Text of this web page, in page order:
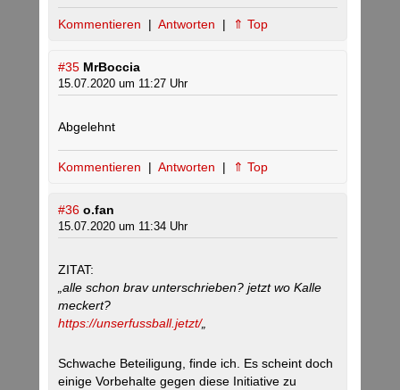
Kommentieren | Antworten | ⇑ Top
#35 MrBoccia
15.07.2020 um 11:27 Uhr
Abgelehnt
Kommentieren | Antworten | ⇑ Top
#36 o.fan
15.07.2020 um 11:34 Uhr
ZITAT:
„alle schon brav unterschrieben? jetzt wo Kalle
meckert?
https://unserfussball.jetzt/„
Schwache Beteiligung, finde ich. Es scheint doch
einige Vorbehalte gegen diese Initiative zu